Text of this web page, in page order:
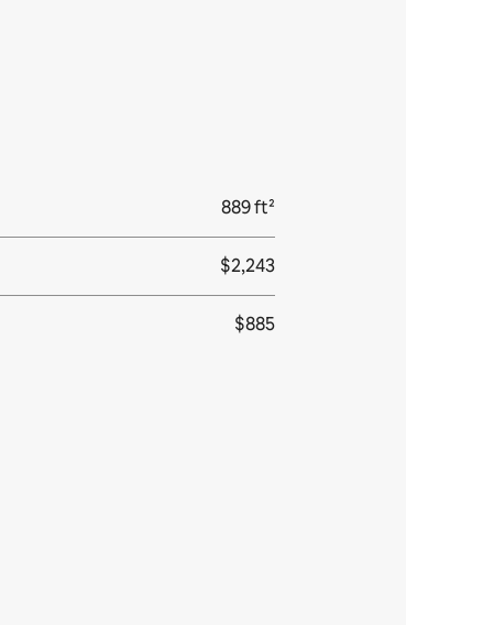
889 ft²
$2,243
$885